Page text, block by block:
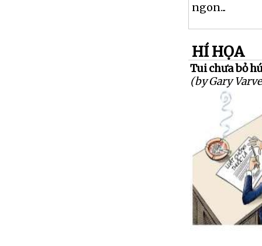
ngon...
HÍ HỌA
Tui chưa bỏ
(by Gary